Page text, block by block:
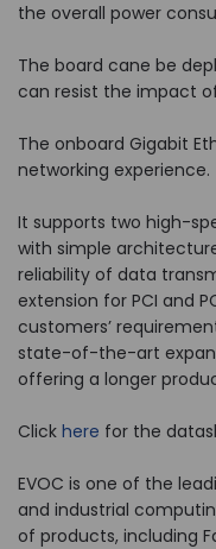
the overall power
The board cane be
can resist the impact
The onboard Gigabit
networking experience.
It supports two high-
with simple
reliability of data
extension for PCI and
customers’
state-of-the-art
offering a longer
Click here for the
EVOC is one of the
and industrial
of products, including